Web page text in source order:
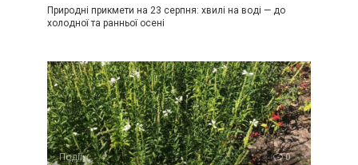
Природні прикмети на 23 серпня: хвилі на воді — до
холодної та ранньої осені
Події 0